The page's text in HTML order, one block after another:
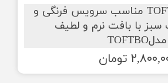
پادری ایکیا TOFTBO مناسب سرویس فرنگی و
با بافت نرم و لطیف
مدلTOFTBO
تومان